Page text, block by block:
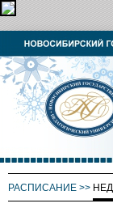
РАСПИСАНИЕ >>